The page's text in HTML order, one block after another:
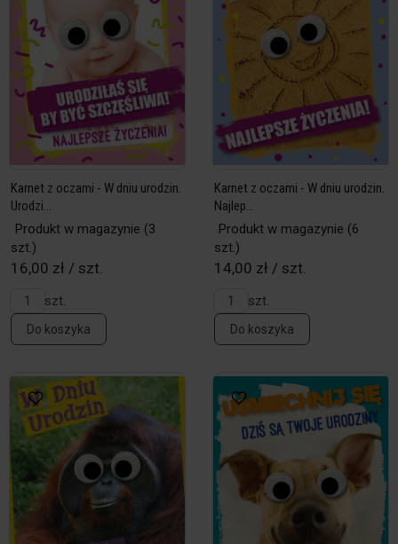
Karnet z oczami - W dniu urodzin.
Urodzi...
Produkt w magazynie (3
szt.)
16,00 zł / szt.
szt.
Do koszyka
Karnet z oczami - W dniu urodzin.
Najlep...
Produkt w magazynie (6
szt.)
14,00 zł / szt.
szt.
Do koszyka